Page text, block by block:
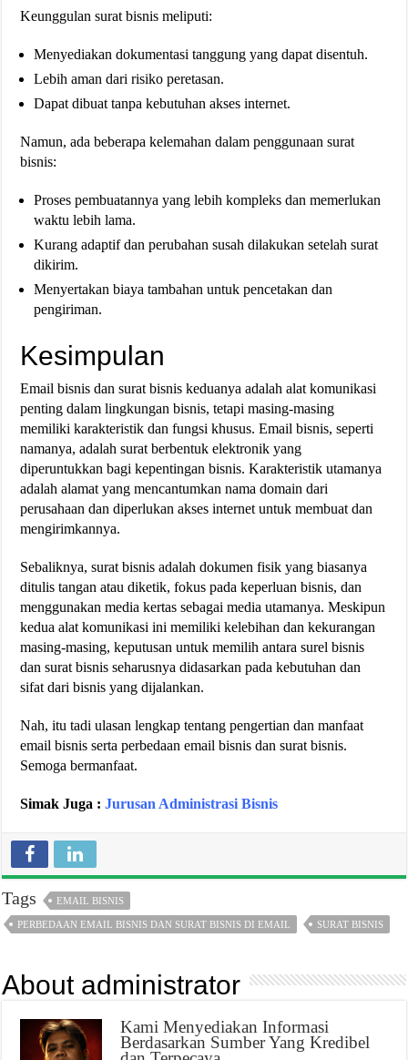
Keunggulan surat bisnis meliputi:
Menyediakan dokumentasi tanggung yang dapat disentuh.
Lebih aman dari risiko peretasan.
Dapat dibuat tanpa kebutuhan akses internet.
Namun, ada beberapa kelemahan dalam penggunaan surat
bisnis:
Proses pembuatannya yang lebih kompleks dan memerlukan
waktu lebih lama.
Kurang adaptif dan perubahan susah dilakukan setelah surat
dikirim.
Menyertakan biaya tambahan untuk pencetakan dan
pengiriman.
Kesimpulan
Email bisnis dan surat bisnis keduanya adalah alat komunikasi
penting dalam lingkungan bisnis, tetapi masing-masing
memiliki karakteristik dan fungsi khusus. Email bisnis, seperti
namanya, adalah surat berbentuk elektronik yang
diperuntukkan bagi kepentingan bisnis. Karakteristik utamanya
adalah alamat yang mencantumkan nama domain dari
perusahaan dan diperlukan akses internet untuk membuat dan
mengirimkannya.
Sebaliknya, surat bisnis adalah dokumen fisik yang biasanya
ditulis tangan atau diketik, fokus pada keperluan bisnis, dan
menggunakan media kertas sebagai media utamanya. Meskipun
kedua alat komunikasi ini memiliki kelebihan dan kekurangan
masing-masing, keputusan untuk memilih antara surel bisnis
dan surat bisnis seharusnya didasarkan pada kebutuhan dan
sifat dari bisnis yang dijalankan.
Nah, itu tadi ulasan lengkap tentang pengertian dan manfaat
email bisnis serta perbedaan email bisnis dan surat bisnis.
Semoga bermanfaat.
Simak Juga :Jurusan Administrasi Bisnis
Tags EMAIL BISNIS
PERBEDAAN EMAIL BISNIS DAN SURAT BISNIS DI EMAIL SURAT BISNIS
About administrator
Kami Menyediakan Informasi
Berdasarkan Sumber Yang Kredibel